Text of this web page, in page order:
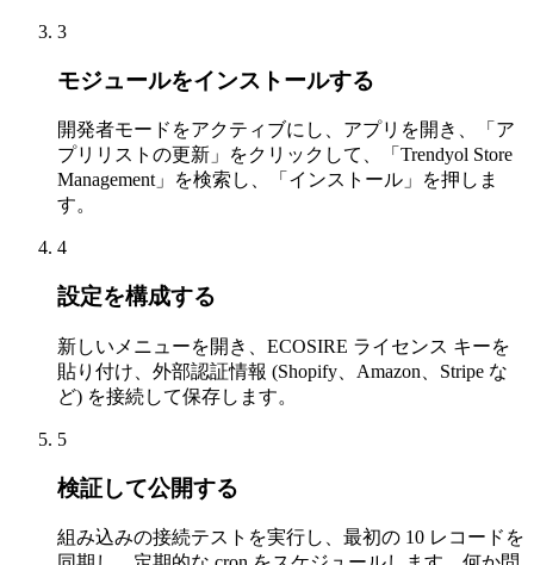
3
モジュールをインストールする
開発者モードをアクティブにし、アプリを開き、「ア
プリリストの更新」をクリックして、「Trendyol Store
Management」を検索し、「インストール」を押しま
す。
4
設定を構成する
新しいメニューを開き、ECOSIRE ライセンス キーを
貼り付け、外部認証情報 (Shopify、Amazon、Stripe な
ど) を接続して保存します。
5
検証して公開する
組み込みの接続テストを実行し、最初の 10 レコードを